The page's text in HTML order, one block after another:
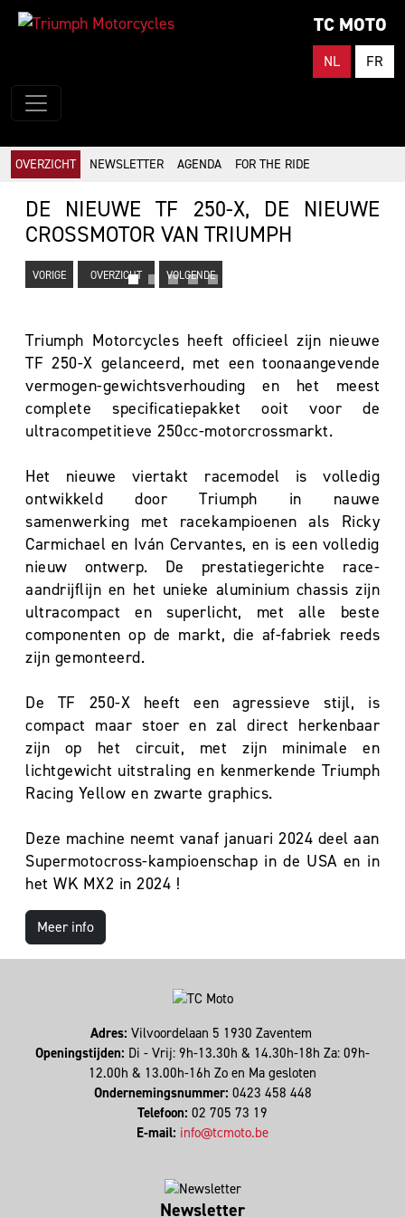
TC MOTO
NL FR
OVERZICHT NEWSLETTER AGENDA FOR THE RIDE
DE NIEUWE TF 250-X, DE NIEUWE
CROSSMOTOR VAN TRIUMPH
VORIGE OVERZICHT VOLGENDE
Triumph Motorcycles heeft officieel zijn nieuwe
TF 250-X gelanceerd, met een toonaangevende
vermogen-gewichtsverhouding en het meest
complete specificatiepakket ooit voor de
ultracompetitieve 250cc-motorcrossmarkt.
Het nieuwe viertakt racemodel is volledig
ontwikkeld door Triumph in nauwe
samenwerking met racekampioenen als Ricky
Carmichael en Iván Cervantes, en is een volledig
nieuw ontwerp. De prestatiegerichte race-
aandrijflijn en het unieke aluminium chassis zijn
ultracompact en superlicht, met alle beste
componenten op de markt, die af-fabriek reeds
zijn gemonteerd.
De TF 250-X heeft een agressieve stijl, is
compact maar stoer en zal direct herkenbaar
zijn op het circuit, met zijn minimale en
lichtgewicht uitstraling en kenmerkende Triumph
Racing Yellow en zwarte graphics.
Deze machine neemt vanaf januari 2024 deel aan
Supermotocross-kampioenschap in de USA en in
het WK MX2 in 2024 !
Meer info
Adres: Vilvoordelaan 5 1930 Zaventem
Openingstijden: Di - Vrij: 9h-13.30h & 14.30h-18h Za: 09h-
12.00h & 13.00h-16h Zo en Ma gesloten
Ondernemingsnummer: 0423 458 448
Telefoon: 02 705 73 19
E-mail: info@tcmoto.be
Newsletter